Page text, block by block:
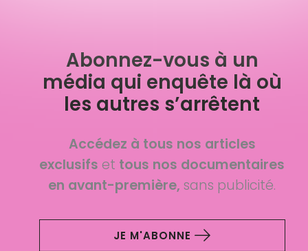
Abonnez-vous à un
média qui enquête là où
les autres s’arrêtent
Accédez à tous nos articles
exclusifs et tous nos documentaires
en avant-première,sans publicité.
JE M'ABONNE